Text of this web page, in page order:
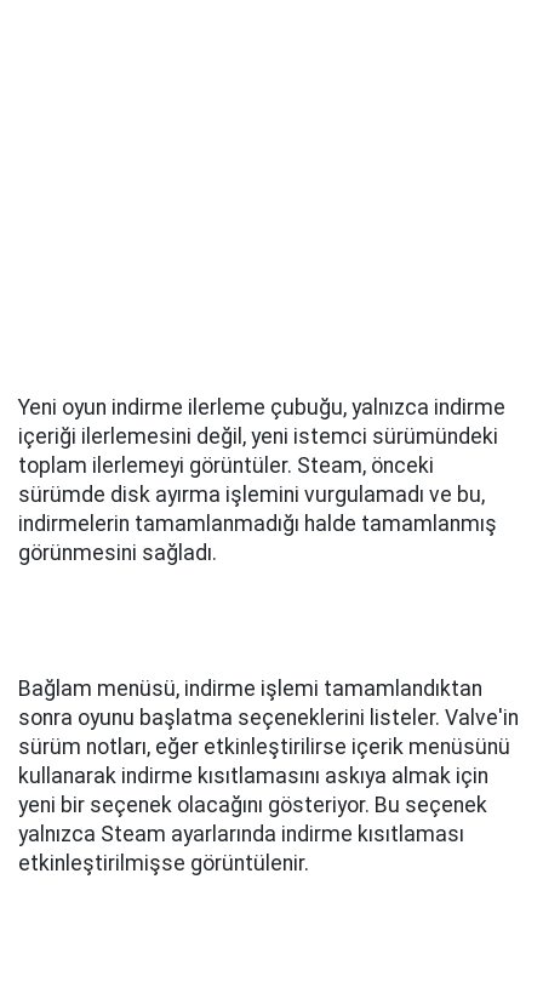
Yeni oyun indirme ilerleme çubuğu, yalnızca indirme
içeriği ilerlemesini değil, yeni istemci sürümündeki
toplam ilerlemeyi görüntüler. Steam, önceki
sürümde disk ayırma işlemini vurgulamadı ve bu,
indirmelerin tamamlanmadığı halde tamamlanmış
görünmesini sağladı.
Bağlam menüsü, indirme işlemi tamamlandıktan
sonra oyunu başlatma seçeneklerini listeler. Valve'in
sürüm notları, eğer etkinleştirilirse içerik menüsünü
kullanarak indirme kısıtlamasını askıya almak için
yeni bir seçenek olacağını gösteriyor. Bu seçenek
yalnızca Steam ayarlarında indirme kısıtlaması
etkinleştirilmişse görüntülenir.